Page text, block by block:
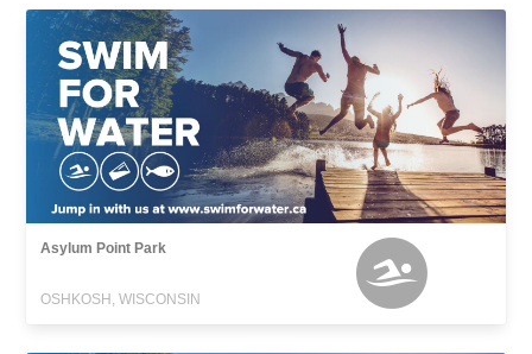
Asylum Point Park
OSHKOSH, WISCONSIN